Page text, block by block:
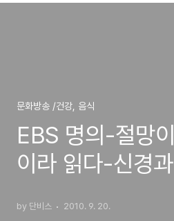
문화방송 /건강, 음식
EBS 명의-절망
이라 읽다-신경
by 단비스 2010. 9. 20.